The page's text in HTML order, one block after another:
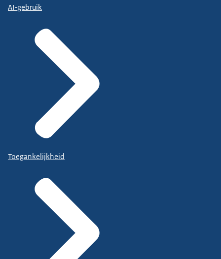
AI-gebruik
Toegankelijkheid